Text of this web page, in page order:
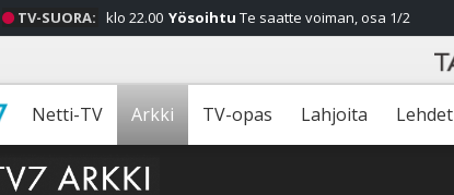
TV-SUORA: klo 22.00 Yösoihtu Te saatte voiman, osa 1/2
Netti-TV Arkki TV-opas Lahjoita Lehdet